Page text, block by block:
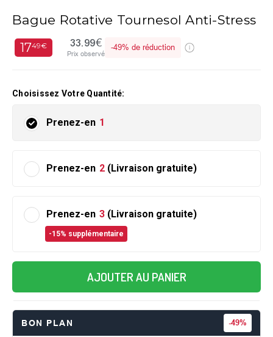
Bague Rotative Tournesol Anti-Stress
1749€ 33.99€
Prix observé
-49% de réduction
Choisissez Votre Quantité:
Prenez-en 1
Prenez-en 2 (Livraison gratuite)
Prenez-en 3 (Livraison gratuite)
-15% supplémentaire
AJOUTER AU PANIER
BON PLAN -49%